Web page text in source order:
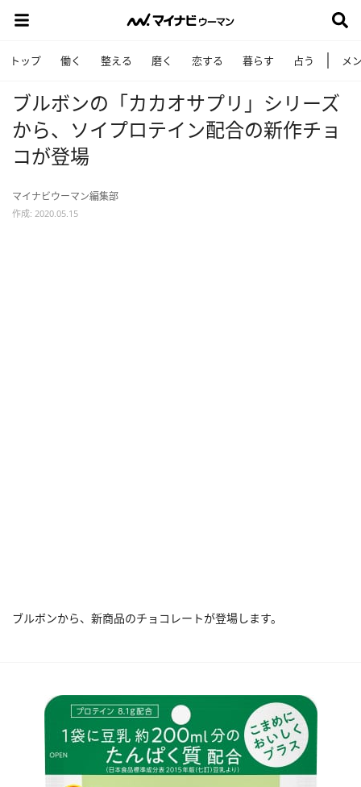
トップ 働く 整える 磨く 恋する 暮らす 占う メ
ブルボンの「カカオサプリ」シリーズ
から、ソイプロテイン配合の新作チョ
コが登場
マイナビウーマン編集部
作成: 2020.05.15
ブルボンから、新商品のチョコレートが登場します。